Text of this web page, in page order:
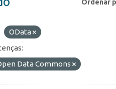
Ordenar
OData
Data Commons